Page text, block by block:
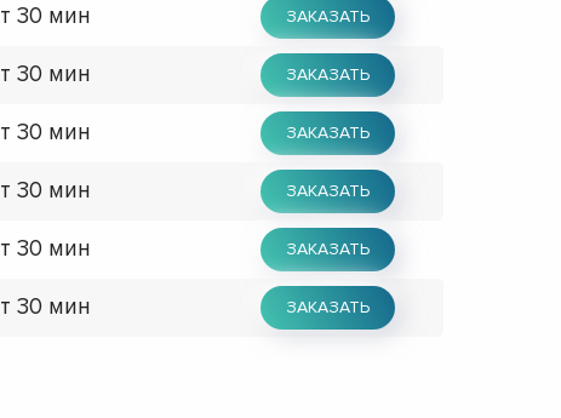
30 мин ЗАКАЗАТЬ
30 мин ЗАКАЗАТЬ
30 мин ЗАКАЗАТЬ
30 мин ЗАКАЗАТЬ
30 мин ЗАКАЗАТЬ
30 мин ЗАКАЗАТЬ